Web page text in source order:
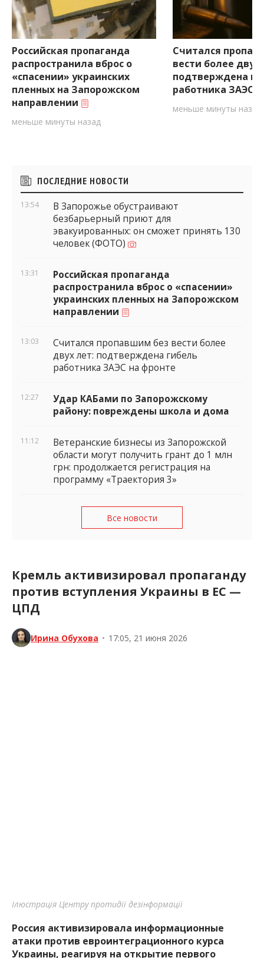
Российская пропаганда
распространила вброс о
«спасении» украинских
пленных на Запорожском
направлении
меньше минуты назад
Считался
вести более двух
подтверждена
работника ЗАЭС
меньше минуты назад
Боковые
виджеты
ПОСЛЕДНИЕ НОВОСТИ
13:54
В Запорожье обустраивают
безбарьерный приют для
эвакуированных: он сможет принять 130
человек (ФОТО)
13:31
Российская пропаганда
распространила вброс о «спасении»
украинских пленных на Запорожском
направлении
13:03
Считался пропавшим без вести более
двух лет: подтверждена гибель
работника ЗАЭС на фронте
12:27
Удар КАБами по Запорожскому
району: повреждены школа и дома
11:12
Ветеранские бизнесы из Запорожской
области могут получить грант до 1 млн
грн: продолжается регистрация на
программу «Траектория 3»
Все новости
Кремль активизировал пропаганду
против вступления Украины в ЕС —
ЦПД
Ирина Обухова • 17:05, 21 июня 2026
Ілюстрація Центру протидії дезінформації
Россия активизировала информационные
атаки против евроинтеграционного курса
Украины, реагируя на открытие первого